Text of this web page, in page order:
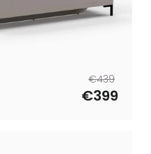
Reguliari
kaina
€439
Išpardavimo
kaina€399